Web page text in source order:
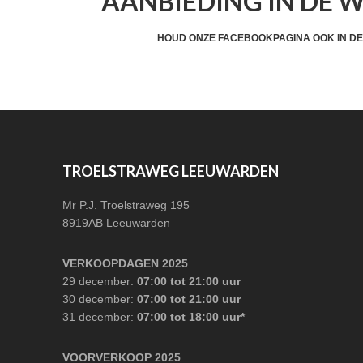
HOUD ONZE FACEBOOKPAGINA OOK IN
TROELSTRAWEG LEEUWARDEN
Mr P.J. Troelstraweg 195
8919AB Leeuwarden
VERKOOPDAGEN 2025
29 december:07:00 tot 21:00 uur
30 december:07:00 tot 21:00 uur
31 december:07:00 tot 18:00 uur*
VOORVERKOOP 2025